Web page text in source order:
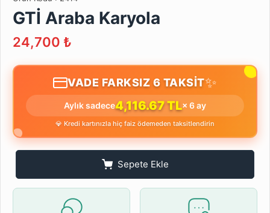
GTİ Araba Karyola
24,700 ₺
VADE FARKSIZ 6 TAKSİT✨
Aylık sadece4,116.67 TL× 6 ay
💎 Kredi kartınızla hiç faiz ödemeden taksitlendirin
Sepete Ekle